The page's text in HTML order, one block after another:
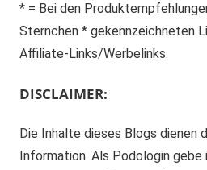
* = Bei den
Sternchen * gekennzeichneten
Affiliate-Links/Werbelinks.
DISCLAIMER:
Die Inhalte dieses Blogs dienen
Information. Als Podologin gebe